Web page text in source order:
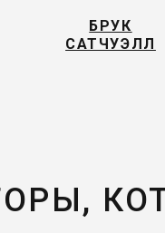
БРУК
САТЧУЭЛЛ